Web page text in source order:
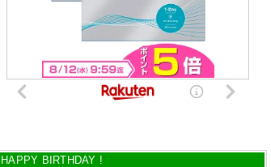
HAPPY BIRTHDAY !